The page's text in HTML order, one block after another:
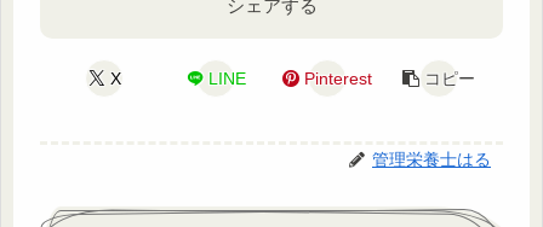
シェアする
X LINE Pinterest コピー
管理栄養士はる